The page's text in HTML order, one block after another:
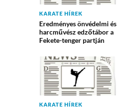
KARATE HÍREK
Eredményes önvédelmi és
harcművész edzőtábor a
Fekete-tenger partján
KARATE HÍREK